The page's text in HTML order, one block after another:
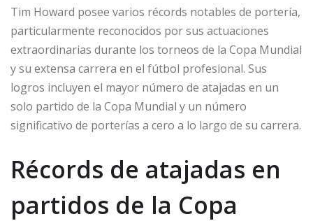
Tim Howard posee varios récords notables de portería,
particularmente reconocidos por sus actuaciones
extraordinarias durante los torneos de la Copa Mundial
y su extensa carrera en el fútbol profesional. Sus
logros incluyen el mayor número de atajadas en un
solo partido de la Copa Mundial y un número
significativo de porterías a cero a lo largo de su carrera.
Récords de atajadas en
partidos de la Copa